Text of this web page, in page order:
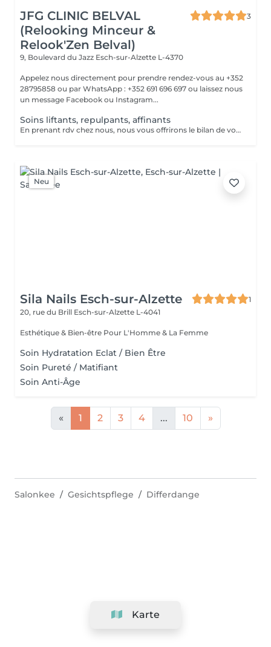
JFG CLINIC BELVAL
(Relooking Minceur &
Relook'Zen Belval)
3
9, Boulevard du Jazz Esch-sur-Alzette L-4370
Appelez nous directement pour prendre rendez-vous au +352
28795858 ou par WhatsApp : +352 691 696 697 ou laissez nous
un message Facebook ou Instagram...
Soins liftants, repulpants, affinants
En prenant rdv chez nous, nous vous offrirons le bilan de votre peau du visage par Intelligence Artificielle!! Appelez nous au 28795858 ou envoyez un message par facebook ou instagram JFG CLINIC BELVAL, ou par whatsapp au 691 696 697, à très bientôt!!
Neu
Sila Nails Esch-sur-Alzette
1
20, rue du Brill Esch-sur-Alzette L-4041
Esthétique & Bien-être Pour L'Homme & La Femme
Soin Hydratation Eclat / Bien Être
Soin Pureté / Matifiant
Soin Anti-Âge
« 1 2 3 4 ... 10 »
Karte
Salonkee Gesichtspflege Differdange